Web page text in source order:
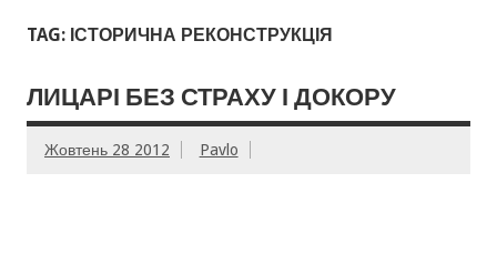
TAG: ІСТОРИЧНА РЕКОНСТРУКЦІЯ
ЛИЦАРІ БЕЗ СТРАХУ І ДОКОРУ
Жовтень 28 2012 Pavlo